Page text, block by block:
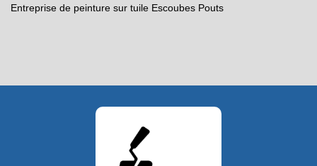
Entreprise de peinture sur tuile Escoubes Pouts